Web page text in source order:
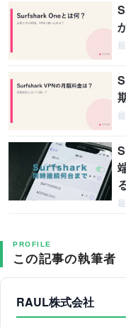
PROFILE
この記事の執筆者
RAUL株式会社